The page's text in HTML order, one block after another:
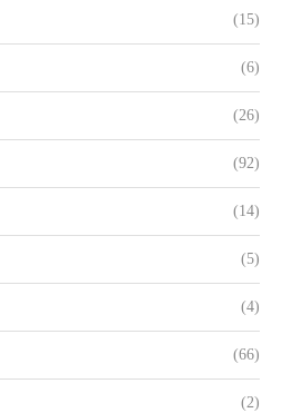
(15)
(6)
(26)
(92)
(14)
(5)
(4)
(66)
(2)